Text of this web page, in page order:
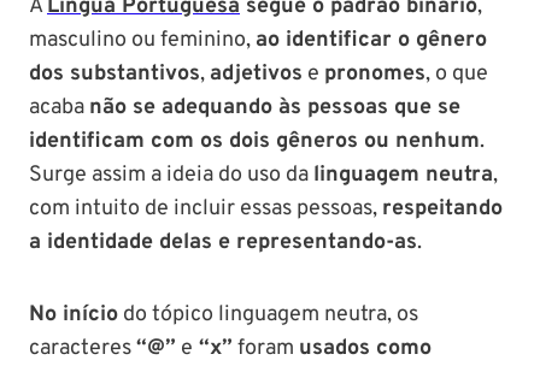
ALíngua Portuguesa segue o padrão binário,
masculino ou feminino, ao identificar o gênero
dos substantivos, adjetivos e pronomes, o que
acaba não se adequando às pessoas que se
identificam com os dois gêneros ou nenhum.
Surge assim a ideia do uso da linguagem neutra,
com intuito de incluir essas pessoas, respeitando
a identidade delas e representando-as.
No início do tópico linguagem neutra, os
caracteres“@” e “x” foram usados como